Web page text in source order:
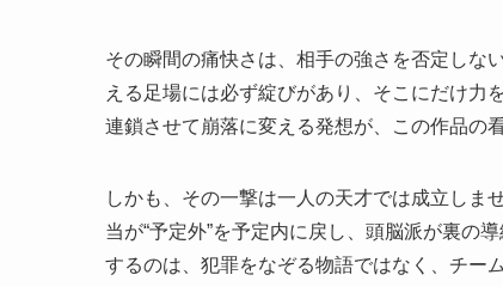
その瞬間の痛快さは、相手の強さを否定しな
える足場には必ず綻びがあり、そこにだけ力
連鎖させて崩落に変える発想が、この作品の
しかも、その一撃は一人の天才では成立しま
当が“予定外”を予定内に戻し、頭脳派が裏の
するのは、犯罪をなぞる物語ではなく、チー